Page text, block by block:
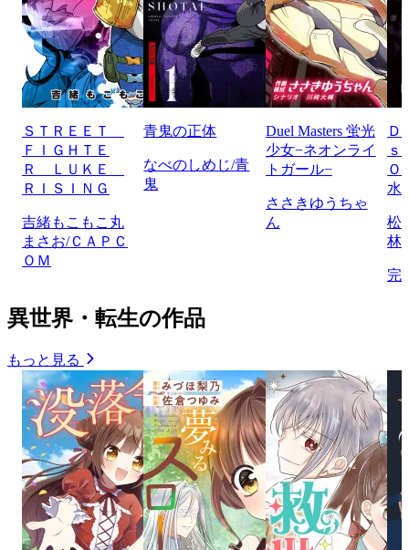
ＳＴＲＥＥＴ
ＦＩＧＨＴＥ
Ｒ ＬＵＫＥ
ＲＩＳＩＮＧ
吉緒もこもこ丸
まさお/ＣＡＰＣ
ＯＭ
青鬼の正体
なべのしめじ/青
鬼
Duel Masters 蛍光
少女−ネオンライ
トガール−
ささきゆうちゃ
ん
Ｄ
Ｏ
水
松
林
完
異世界・転生の作品
もっと見る